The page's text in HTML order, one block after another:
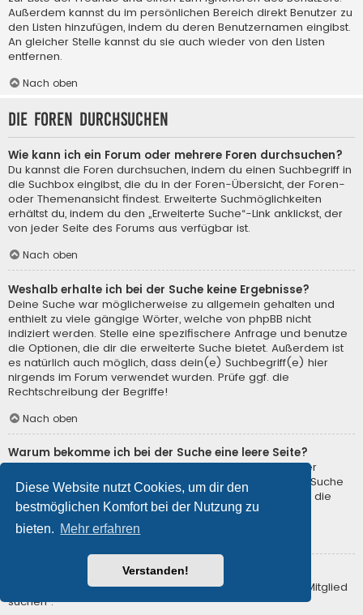
Diese Website nutzt Cookies, um dir den
bestmöglichen Komfort bei der Nutzung zu
bieten. Mehr erfahren
Verstanden!
Außerdem kannst du im persönlichen Bereich direkt Benutzer zu
den Listen hinzufügen, indem du deren Benutzernamen eingibst.
An gleicher Stelle kannst du sie auch wieder von den Listen
entfernen.
Nach oben
Die Foren durchsuchen
Wie kann ich ein Forum oder mehrere Foren durchsuchen?
Du kannst die Foren durchsuchen, indem du einen Suchbegriff in
die Suchbox eingibst, die du in der Foren-Übersicht, der Foren-
oder Themenansicht findest. Erweiterte Suchmöglichkeiten
erhältst du, indem du den „Erweiterte Suche“-Link anklickst, der
von jeder Seite des Forums aus verfügbar ist.
Nach oben
Weshalb erhalte ich bei der Suche keine Ergebnisse?
Deine Suche war möglicherweise zu allgemein gehalten und
enthielt zu viele gängige Wörter, welche von phpBB nicht
indiziert werden. Stelle eine spezifischere Anfrage und benutze
die Optionen, die dir die erweiterte Suche bietet. Außerdem ist
es natürlich auch möglich, dass dein(e) Suchbegriff(e) hier
nirgends im Forum verwendet wurden. Prüfe ggf. die
Rechtschreibung der Begriffe!
Nach oben
Warum bekomme ich bei der Suche eine leere Seite?
Deine Suche lieferte zu viele Ergebnisse, somit konnte der
Webserver sie nicht verarbeiten. Benutze die erweiterte Suche
und gib spezifischere Suchbegriffe ein oder beschränke die
Suche auf verschiedene Unterforen.
Nach oben
Wie kann ich nach Mitgliedern suchen?
Gehe zur „Mitglieder“-Seite und klicke auf „Nach einem Mitglied
suchen“.